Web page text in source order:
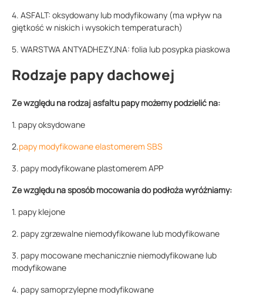
4. ASFALT: oksydowany lub modyfikowany (ma wpływ na
giętkość w niskich i wysokich temperaturach)
5. WARSTWA ANTYADHEZYJNA: folia lub posypka piaskowa
Rodzaje papy dachowej
Ze względu na rodzaj asfaltu papy możemy podzielić na:
1. papy oksydowane
2.papy modyfikowane elastomerem SBS
3. papy modyfikowane plastomerem APP
Ze względu na sposób mocowania do podłoża wyróżniamy:
1. papy klejone
2. papy zgrzewalne niemodyfikowane lub modyfikowane
3. papy mocowane mechanicznie niemodyfikowane lub
modyfikowane
4. papy samoprzylepne modyfikowane